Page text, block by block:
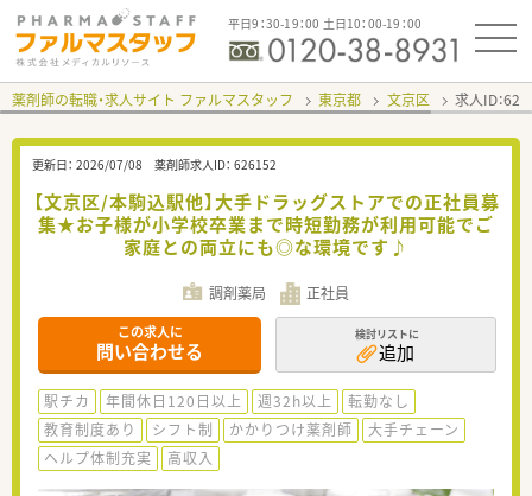
平日9：30-19：00 土日10：00-19：00
薬剤師の転職・求人サイト ファルマスタッフ 東京都 文京区 求人ID：
更新日： 2026/07/08 薬剤師求人ID： 626152
【文京区/本駒込駅他】大手ドラッグストアでの正社員募
集★お子様が小学校卒業まで時短勤務が利用可能でご
家庭との両立にも◎な環境です♪
調剤薬局 正社員
この求人に
問い合わせる
検討リストに
追加
駅チカ 年間休日120日以上 週32h以上
転勤なし
教育制度あり
シフト制 かかりつけ薬剤師
大手チェーン
ヘルプ体制充実
高収入